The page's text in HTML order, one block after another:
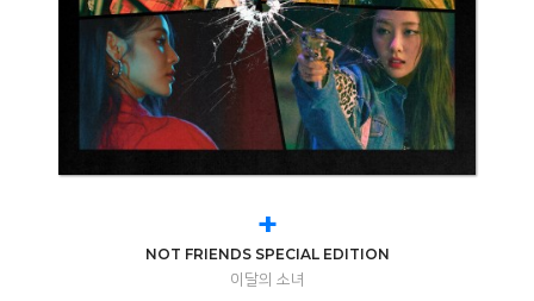
+
NOT FRIENDS SPECIAL EDITION
이달의 소녀